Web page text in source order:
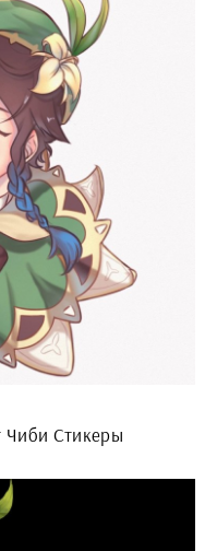
Чиби Стикеры